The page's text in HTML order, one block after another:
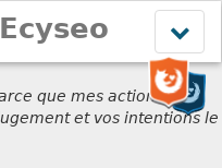
le
menu
que mes actions sont
et vos intentions le